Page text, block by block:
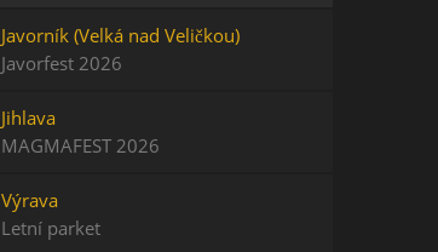
Javorník (Velká nad Veličkou)
Javorfest 2026
Jihlava
MAGMAFEST 2026
Výrava
Letní parket